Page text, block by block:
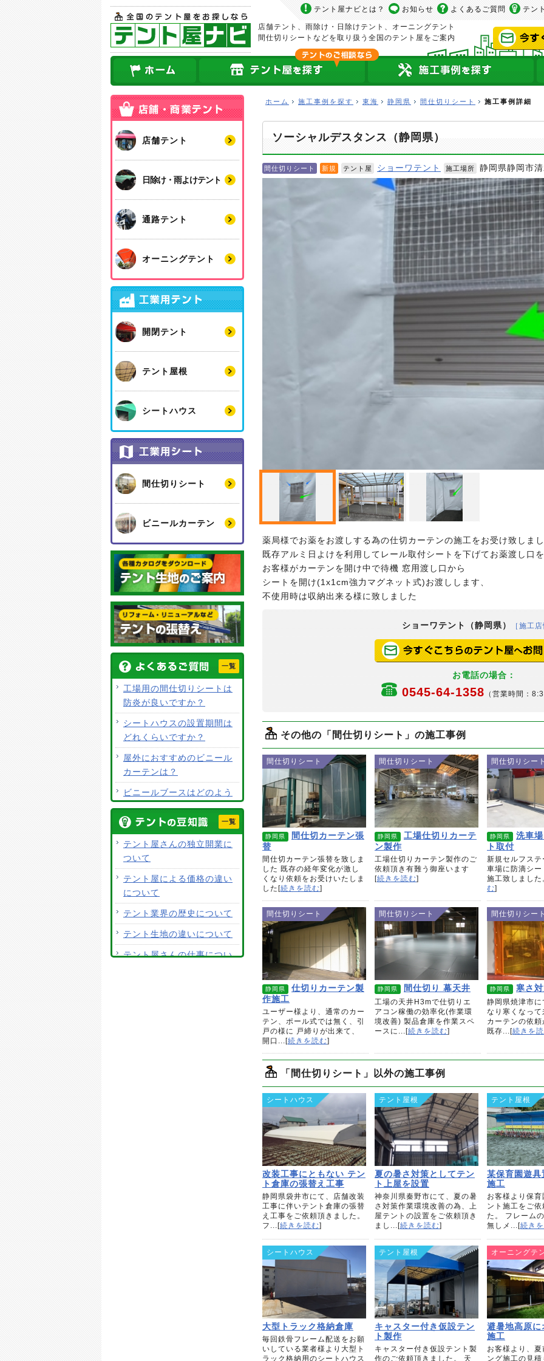
テント屋ナビとは？ お知らせ よくあるご質問 テン
店舗テント、雨除け・日除けテント、オーニングテント
間仕切りシートなどを取り扱う全国のテント屋をご案内
ホーム 施工事例を探す 東海 静岡県 間仕切りシート 施工事例詳細
ソーシャルデスタンス（静岡県）
間仕切りシート 新規 テント屋 ショーワテント 施工場所 静岡県静岡市
薬局様でお薬をお渡しする為の仕切カーテンの施工をお受け致しま
既存アルミ日よけを利用してレール取付シートを下げてお薬渡し口
お客様がカーテンを開け中で待機 窓用渡し口から
シートを開け(1x1cm強力マグネット式)お渡しします、
不使用時は収納出来る様に致しました
ショーワテント（静岡県）［施工
お電話の場合：
0545-64-1358（営業時間：
その他の「間仕切りシート」の施工事例
間仕切りシート
静岡県
間仕切カーテン張
替
間仕切カーテン張替を致しま
した 既存の経年変化が激し
くなり依頼をお受けいたしま
した[続きを読む]
間仕切りシート
静岡県
工場仕切りカーテ
ン製作
工場仕切りカーテン製作のご
依頼頂き有難う御座います
[続きを読む]
間仕切りシー
静岡県
洗車
ト取付
新規セルフス
車場に防滴シ
施工致しました
む]
間仕切りシート
静岡県
仕切りカーテン製
作施工
ユーザー様より、通常のカー
テン、ポール式では無く、引
戸の様に 戸締りが出来て、
開口...[続きを読む]
間仕切りシート
静岡県 間仕切り 幕天井
工場の天井H3mで仕切りエ
アコン稼働の効率化(作業環
境改善) 製品倉庫を作業スペ
ースに...[続きを読む]
間仕切りシー
静岡県 寒さ
静岡県焼津市
なり寒くなっ
カーテンの依
既存...[続きを
「間仕切りシート」以外の施工事例
シートハウス
改装工事にともない テン
ト倉庫の張替え工事
静岡県袋井市にて、店舗改装
工事に伴いテント倉庫の張替
え工事をご依頼頂きました。
フ...[続きを読む]
テント屋根
夏の暑さ対策としてテン
ト上屋を設置
神奈川県秦野市にて、夏の暑
さ対策作業環境改善の為、上
屋テントの設置をご依頼頂き
まし...[続きを読む]
テント屋根
某保育園遊
施工
お客様より保
ント施工をご
た。 フレーム
無しメ...[続き
シートハウス
大型トラック格納倉庫
毎回鉄骨フレーム配送をお願
いしている業者様より大型ト
ラック格納用のシートハウス
テント屋根
キャスター付き仮設テン
ト製作
キャスター付き仮設テント製
作のご依頼頂きました。 天
オーニングテ
避暑地高原
施工
お客様より、
ング施工の見
店舗テント
日除け・雨よけテント
通路テント
オーニングテント
開閉テント
テント屋根
シートハウス
間仕切りシート
ビニールカーテン
一覧
工場用の間仕切りシートは
防炎が良いですか？
シートハウスの設置期間は
どれくらいですか？
屋外におすすめのビニール
カーテンは？
ビニールブースはどのよう
な用途で使用できますか？
開閉テントの生地素材は何
がおすすめですか？
荷捌きテントにキャスター
を付けて移動はできます
か？
テント生地に防水効果はあ
りますか？
使用するテント生地の違い
は？
一覧
テント屋さんの独立開業に
ついて
テント屋による価格の違い
について
テント業界の歴史について
テント生地の違いについて
テント屋さんの仕事につい